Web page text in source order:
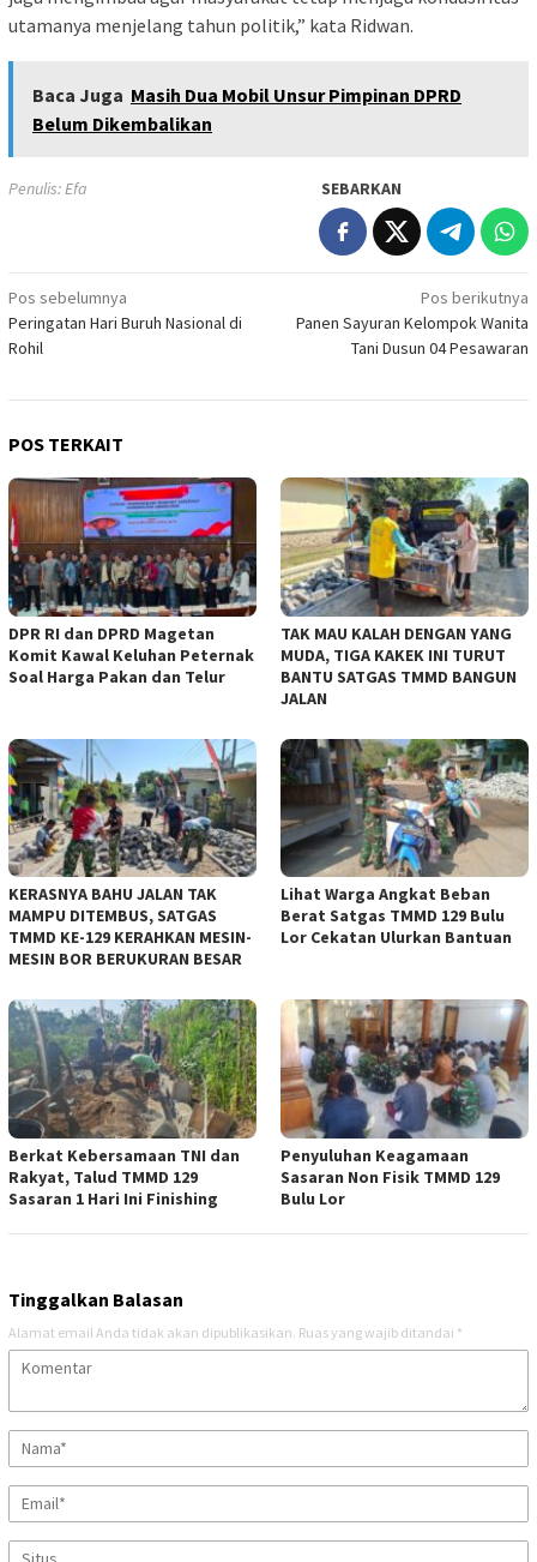
utamanya menjelang tahun politik,” kata Ridwan.
Baca Juga Masih Dua Mobil Unsur Pimpinan DPRD
Belum Dikembalikan
Penulis: Efa SEBARKAN
Navigasi
pos
Pos sebelumnya
Peringatan Hari Buruh Nasional di
Rohil
Pos berikutnya
Panen Sayuran Kelompok Wanita
Tani Dusun 04 Pesawaran
POS TERKAIT
DPR RI dan DPRD Magetan
Komit Kawal Keluhan Peternak
Soal Harga Pakan dan Telur
TAK MAU KALAH DENGAN YANG
MUDA, TIGA KAKEK INI TURUT
BANTU SATGAS TMMD BANGUN
JALAN
KERASNYA BAHU JALAN TAK
MAMPU DITEMBUS, SATGAS
TMMD KE-129 KERAHKAN MESIN-
MESIN BOR BERUKURAN BESAR
Lihat Warga Angkat Beban
Berat Satgas TMMD 129 Bulu
Lor Cekatan Ulurkan Bantuan
Berkat Kebersamaan TNI dan
Rakyat, Talud TMMD 129
Sasaran 1 Hari Ini Finishing
Penyuluhan Keagamaan
Sasaran Non Fisik TMMD 129
Bulu Lor
Tinggalkan Balasan
Alamat email Anda tidak akan dipublikasikan. Ruas yang wajib ditandai *